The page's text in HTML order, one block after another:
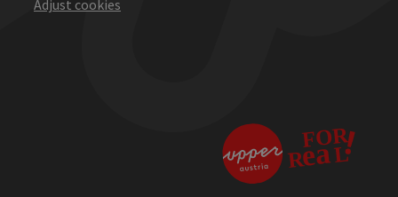
Adjust cookies